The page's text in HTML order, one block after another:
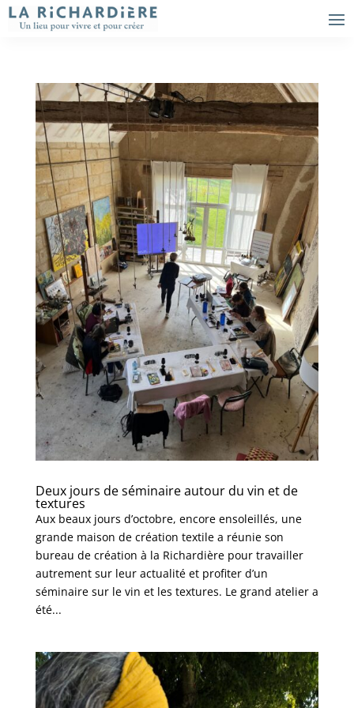
Deux jours de séminaire autour du vin et de
textures
Aux beaux jours d’octobre, encore ensoleillés, une
grande maison de création textile a réunie son
bureau de création à la Richardière pour travailler
autrement sur leur actualité et profiter d’un
séminaire sur le vin et les textures. Le grand atelier a
été...